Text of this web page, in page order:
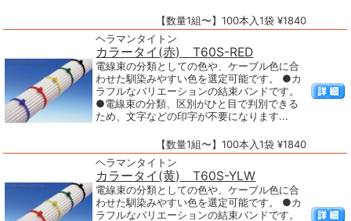
【数量1組〜】100本入1袋 ¥1840
ヘラマンタイトン
カラータイ(赤) T60S-RED
電線束の分類としての色や、ケーブル色に合
わせた馴染みやすい色を選定可能です。 ●カ
ラフルなバリエーションの結束バンドです。
●電線束の分類、区別がひと目で判別できる
ため、文字などの印字が不要になります...
【数量1組〜】100本入1袋 ¥1840
ヘラマンタイトン
カラータイ(黄) T60S-YLW
電線束の分類としての色や、ケーブル色に合
わせた馴染みやすい色を選定可能です。 ●カ
ラフルなバリエーションの結束バンドです。